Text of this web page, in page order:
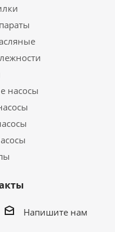
насосы
Напишите нам